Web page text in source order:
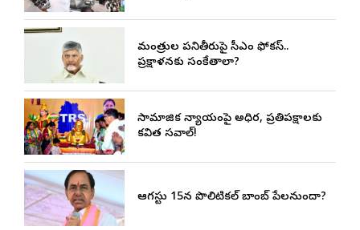
మంత్రుల పనితీరుపై సీఎం ఫోకస్..
ప్రక్షాళనకు సంకేతాలా?
సామాజిక న్యాయంపై అధికార, ప్రతిపక్షాలకు
కవిత సవాల్!
ఆగస్టు 15న పొలిటికల్ బాంబ్ పేలనుందా?